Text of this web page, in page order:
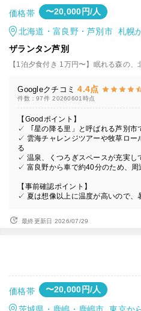
価格帯 〜20,000円/人
北海道・富良野・芦別市 札幌
ザランタン芦別
【1泊夕食付き 1万円〜】眠れる森の、
Googleクチコミ 4.4点
件数：97件 20260601時点
【Goodポイント】
✓ 「星の降る里」と呼ばれる芦別市
✓ 雲海チャレンジツアーや牧草ロー
る
✓ 温泉、くつろぎスペースが充実し
✓ 富良野から車で約40分のため、周
【事前確認ポイント】
✓ 夏は想像以上に温度が高いので、
最終更新日 2026/07/29
価格帯 〜20,000円/人